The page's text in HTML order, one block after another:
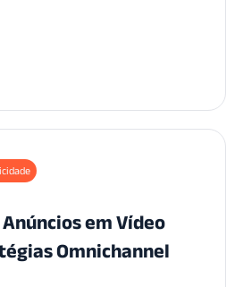
em Vídeo
Omnichannel